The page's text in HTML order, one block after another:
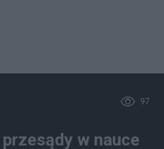
97
w nauce